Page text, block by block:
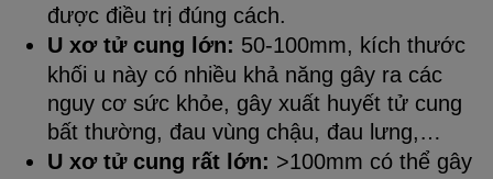
được điều trị đúng cách.
U xơ tử cung lớn: 50-100mm, kích thước
khối u này có nhiều khả năng gây ra các
nguy cơ sức khỏe, gây xuất huyết tử cung
bất thường, đau vùng chậu, đau lưng,…
U xơ tử cung rất lớn: >100mm có thể gây